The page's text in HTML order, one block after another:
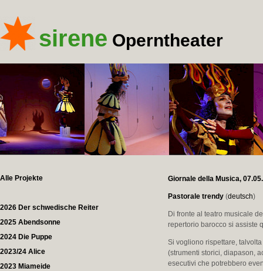
sirene Operntheater
Alle Projekte
2026 Der schwedische Reiter
2025 Abendsonne
2024 Die Puppe
2023/24 Alice
2023 Miameide
Giornale della Musica,
Pastorale trendy (deutsch)
Di fronte al teatro musicale
repertorio barocco si assiste
Si vogliono rispettare,
(strumenti storici, diapason,
esecutivi che potrebbero